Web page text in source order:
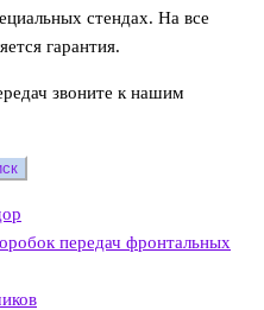
стендах. На все
гарантия.
звоните к нашим
передач фронтальных